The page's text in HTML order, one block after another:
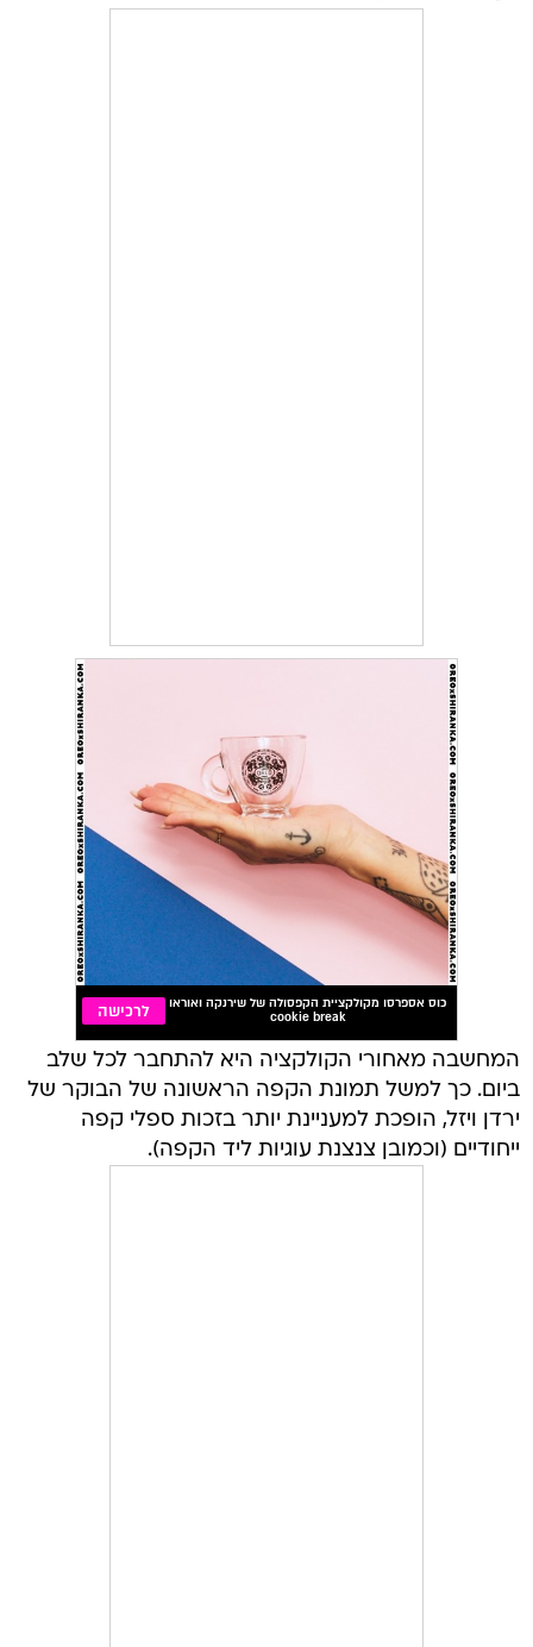
המחשבה מאחורי הקולקציה היא להתחבר לכל שלב
ביום. כך למשל תמונת הקפה הראשונה של הבוקר של
ירדן ויזל, הופכת למעניינת יותר בזכות ספלי קפה
ייחודיים (וכמובן צנצנת עוגיות ליד הקפה).